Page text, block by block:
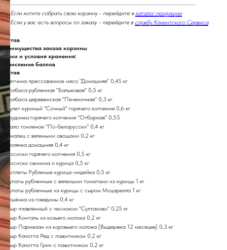
-------------------------------------------------------------------------
Если хотите собрать свою корзину - перейдите вкаталог продукции
Если у вас есть вопросы по заказу - перейдите в службу Клиентского Сервиса
Состав
Преимущества заказа корзины
Сроки и условия хранения:
Начисление баллов
Состав
💠Ветчина прессованное мясо "Домашняя" 0,45 кг
💠Колбаса рубленная "Балыковая" 0,5 кг
💠Колбаса деревенская "Печеночная" 0,3 кг
💠Рулет куриный "Сочный" горячего копчения 0,6 кг
💠Грудинка горячего копчения "Отборная" 0,55
💠Сало томленое "По-белорусски" 0,4 кг
💠Смалец с вялеными овощами 0,2 кг
💠Солянка домашняя 0,4 кг
💠Сосиски горячего копчения 0,5 кг
💠Сосиски свинина и курица 0,5 кг
💠Котлеты Рубленые курица-индейка 0,5 кг
💠Купаты рубленные с вялеными томатами из курицы 1 кг
💠Купаты рубленные из курицы с сыром Моцарелла 1 кг
💠Тушёнка из говядины 0,4 кг
💠Сыр плавленный с чесноком "Султаново" 0,25 кг
💠Сыр Конталь из козьего молока 0,2 кг
💠Сыр Пармезан из коровьего молока (Выдержка 12 месяцев) 0,3 кг
💠Сыр Качотта Ред с пажитником 0,2 кг
💠Сыр Качотта Грин с пажитником 0,2 кг